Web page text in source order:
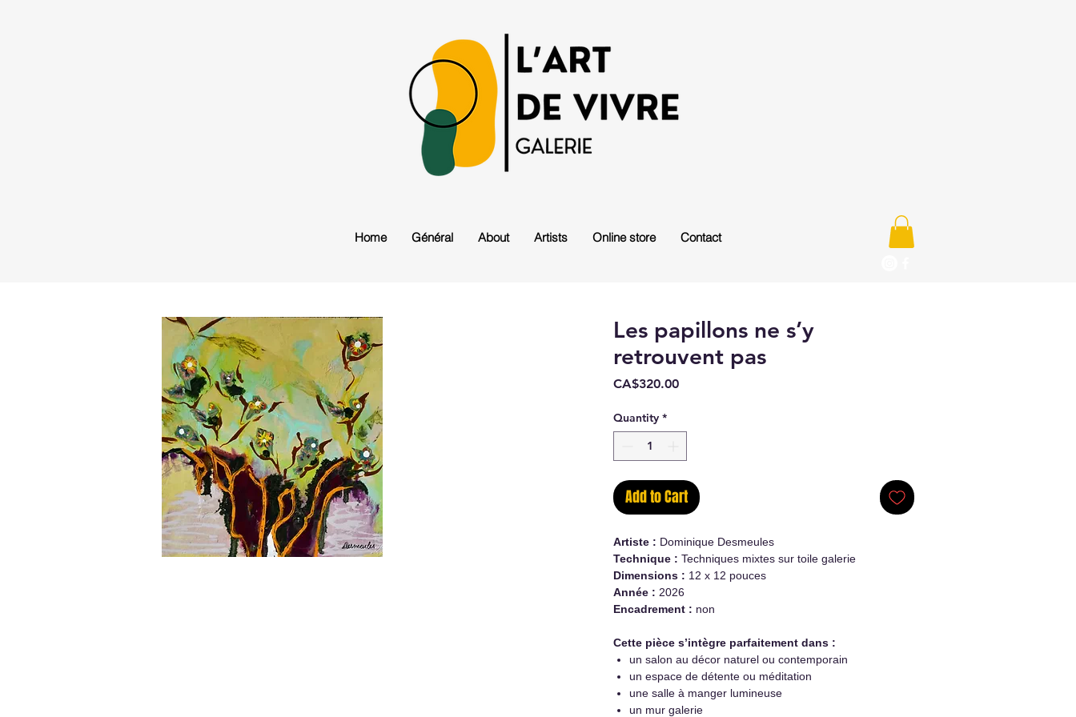
Home Général About Artists Online store Contact
Les papillons ne s’y
retrouvent pas
CA$320.00Price
Quantity *
Add to Cart
Artiste : Dominique Desmeules
Technique : Techniques mixtes sur toile galerie
Dimensions : 12 x 12 pouces
Année : 2026
Encadrement : non
Cette pièce s’intègre parfaitement dans :
un salon au décor naturel ou contemporain
un espace de détente ou méditation
une salle à manger lumineuse
un mur galerie